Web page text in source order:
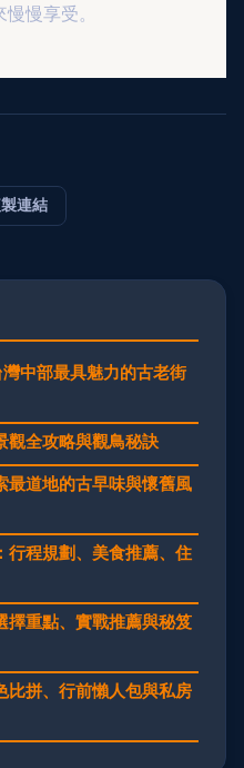
慢享受。
連結
中部最具魅力的古老街
觀全攻略與觀鳥秘訣
最道地的古早味與懷舊風
行程規劃、美食推薦、住
擇重點、實戰推薦與秘笈
比拼、行前懶人包與私房